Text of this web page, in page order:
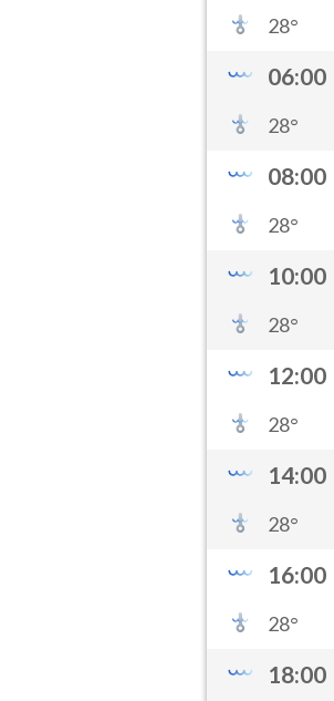
28°
06:00
28°
08:00
28°
10:00
28°
12:00
28°
14:00
28°
16:00
28°
18:00